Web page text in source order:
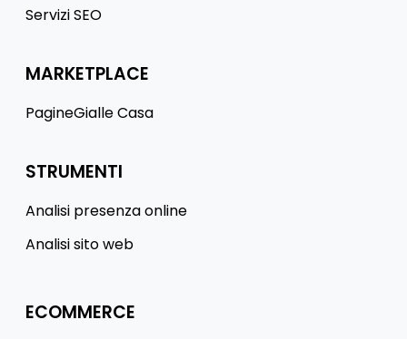
Servizi SEO
MARKETPLACE
PagineGialle Casa
STRUMENTI
Analisi presenza online
Analisi sito web
ECOMMERCE